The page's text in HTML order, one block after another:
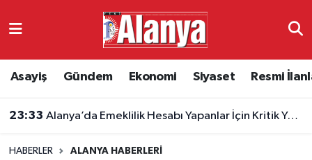
Asayiş Gündem Ekonomi Siyaset Resmi
23:33 Alanya’da Emeklilik Hesabı Yapanlar İçin Kritik Yaş Şartları
HABERLER ALANYA HABERLERI
Ekonomi
Antalya Namaz Vakitleri